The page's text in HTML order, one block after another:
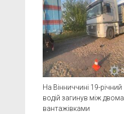
На Вінниччині 19-річний
водій загинув між двома
вантажівками